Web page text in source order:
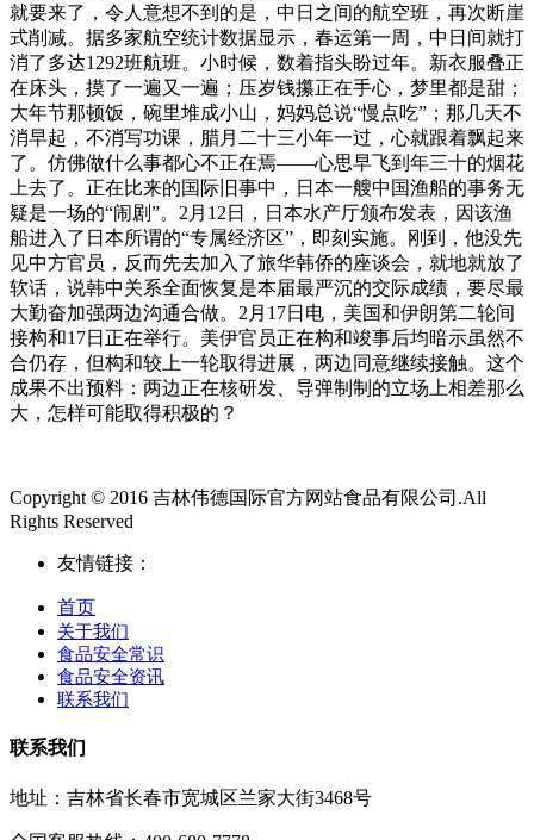
就要来了，令人意想不到的是，中日之间的航空班，再次断崖
式削减。据多家航空统计数据显示，春运第一周，中日间就打
消了多达1292班航班。小时候，数着指头盼过年。新衣服叠正
在床头，摸了一遍又一遍；压岁钱攥正在手心，梦里都是甜；
大年节那顿饭，碗里堆成小山，妈妈总说“慢点吃”；那几天不
消早起，不消写功课，腊月二十三小年一过，心就跟着飘起来
了。仿佛做什么事都心不正在焉——心思早飞到年三十的烟花
上去了。正在比来的国际旧事中，日本一艘中国渔船的事务无
疑是一场的“闹剧”。2月12日，日本水产厅颁布发表，因该渔
船进入了日本所谓的“专属经济区”，即刻实施。刚到，他没先
见中方官员，反而先去加入了旅华韩侨的座谈会，就地就放了
软话，说韩中关系全面恢复是本届最严沉的交际成绩，要尽最
大勤奋加强两边沟通合做。2月17日电，美国和伊朗第二轮间
接构和17日正在举行。美伊官员正在构和竣事后均暗示虽然不
合仍存，但构和较上一轮取得进展，两边同意继续接触。这个
成果不出预料：两边正在核研发、导弹制制的立场上相差那么
大，怎样可能取得积极的？
Copyright © 2016 吉林伟德国际官方网站食品有限公司.All
Rights Reserved
友情链接：
首页
关于我们
食品安全常识
食品安全资讯
联系我们
联系我们
地址：吉林省长春市宽城区兰家大街3468号